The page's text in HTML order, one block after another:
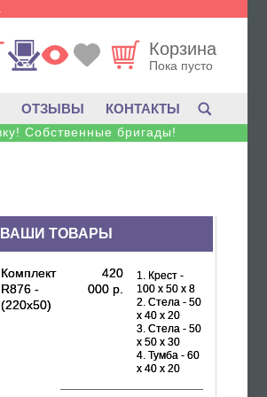
Корзина
Пока пусто
ОТЗЫВЫ КОНТАКТЫ
Собственные бригады!
ВАШИ ТОВАРЫ
Комплект
R876 -
(220х50)
420
000 р.
1. Крест -
100 х 50 х 8
2. Стела - 50
х 40 х 20
3. Стела - 50
х 50 х 30
4. Тумба - 60
х 40 х 20